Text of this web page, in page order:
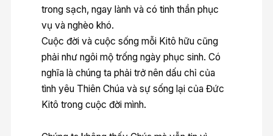
trong sạch, ngay lành và có tinh thần phục
vụ và nghèo khó.
Cuộc đời và cuộc sống mỗi Kitô hữu cũng
phải như ngôi mộ trống ngày phục sinh. Có
nghĩa là chúng ta phải trở nên dấu chỉ của
tình yêu Thiên Chúa và sự sống lại của Đức
Kitô trong cuộc đời mình.